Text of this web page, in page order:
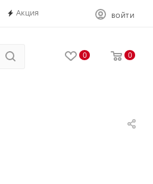
Акция ВОЙТИ
0 0